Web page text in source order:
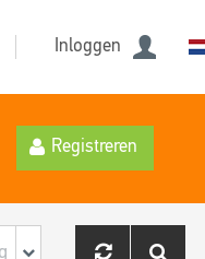
Inloggen
Registreren